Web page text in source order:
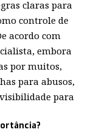
claras para
controle de
acordo com
embora
por muitos,
para abusos,
para